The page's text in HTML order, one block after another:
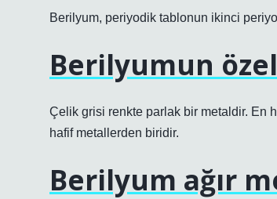
Berilyum, periyodik tablonun ikinci
Berilyumun
Çelik grisi renkte parlak bir metaldir. En
hafif metallerden biridir.
Berilyum ağır